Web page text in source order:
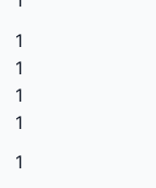
1
1
1
1
1